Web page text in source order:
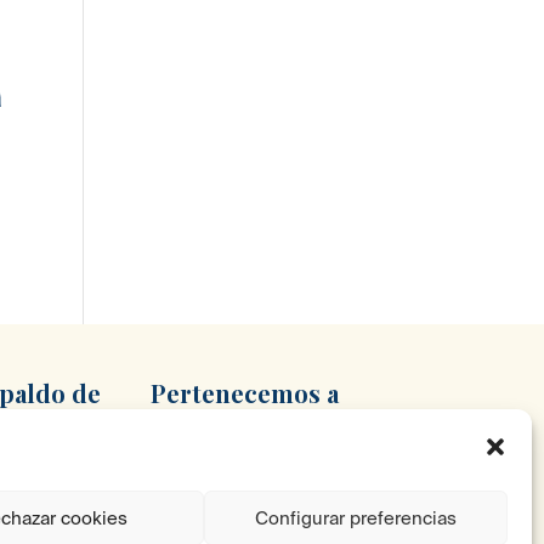
cookies Configurar preferencias
de Pertenecemos a